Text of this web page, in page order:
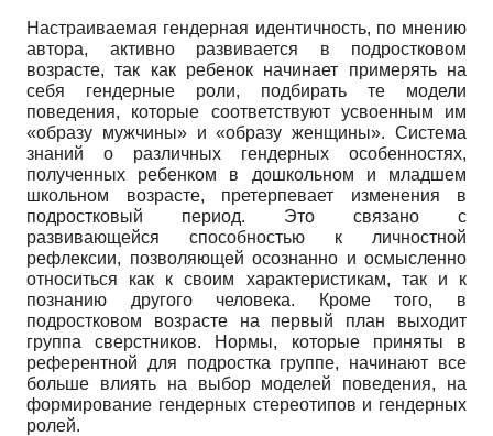
Настраиваемая гендерная идентичность, по мнению
автора, активно развивается в подростковом
возрасте, так как ребенок начинает примерять на
себя гендерные роли, подбирать те модели
поведения, которые соответствуют усвоенным им
«образу мужчины» и «образу женщины». Система
знаний о различных гендерных особенностях,
полученных ребенком в дошкольном и младшем
школьном возрасте, претерпевает изменения в
подростковый период. Это связано с
развивающейся способностью к личностной
рефлексии, позволяющей осознанно и осмысленно
относиться как к своим характеристикам, так и к
познанию другого человека. Кроме того, в
подростковом возрасте на первый план выходит
группа сверстников. Нормы, которые приняты в
референтной для подростка группе, начинают все
больше влиять на выбор моделей поведения, на
формирование гендерных стереотипов и гендерных
ролей.